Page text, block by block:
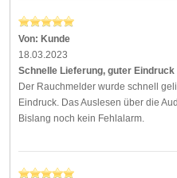
Von: Kunde
18.03.2023
Schnelle Lieferung, guter Eindruck
Der Rauchmelder wurde schnell
Eindruck. Das Auslesen über die
Bislang noch kein Fehlalarm.